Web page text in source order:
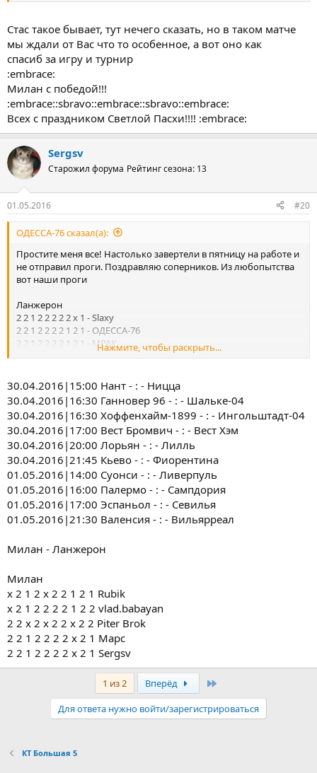
Стас такое бывает, тут нечего сказать, но в таком матче
мы ждали от Вас что то особенное, а вот оно как
спасиб за игру и турнир
:embrace:
Милан с победой!!!
:embrace::sbravo::embrace::sbravo::embrace:
Всех с праздником Светлой Пасхи!!!! :embrace:
Sergsv
Старожил форума Рейтинг сезона: 13
01.05.2016 #20
ОДЕССА-76 сказал(а):
Простите меня все! Настолько завертели в пятницу на работе и
не отправил проги. Поздравляю соперников. Из любопытства
вот наши проги
Ланжерон
2 2 1 2 2 2 2 2 х 1 - Slaxy
2 2 1 2 2 2 2 1 2 1 - ОДЕССА-76
2 2 1 2 2 2 2 1 2 1 - МРАКНажмите, чтобы раскрыть...
30.04.2016|15:00 Нант - : - Ницца
30.04.2016|16:30 Ганновер 96 - : - Шальке-04
30.04.2016|16:30 Хоффенхайм-1899 - : - Ингольштадт-04
30.04.2016|17:00 Вест Бромвич - : - Вест Хэм
30.04.2016|20:00 Лорьян - : - Лилль
30.04.2016|21:45 Кьево - : - Фиорентина
01.05.2016|14:00 Суонси - : - Ливерпуль
01.05.2016|16:00 Палермо - : - Сампдория
01.05.2016|17:00 Эспаньол - : - Севилья
01.05.2016|21:30 Валенсия - : - Вильярреал
Милан - Ланжерон
Милан
х 2 1 2 х 2 2 1 2 1 Rubik
х 2 1 2 2 2 2 1 2 2 vlad.babayan
2 2 x 2 x 2 2 x 2 2 Piter Brok
2 2 1 2 2 2 2 х 2 1 Марс
2 2 1 2 2 2 2 х 2 1 Sergsv
1 из 2 Вперёд
Для ответа нужно войти/зарегистрироваться
КТ Большая 5